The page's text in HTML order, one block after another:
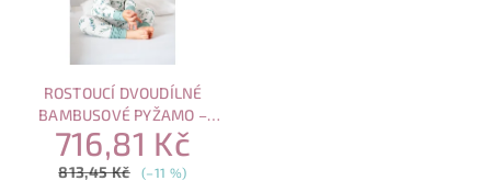
ROSTOUCÍ DVOUDÍLNÉ
BAMBUSOVÉ PYŽAMO –
EUCALYPTUS
716,81 Kč
813,45 Kč (–11 %)